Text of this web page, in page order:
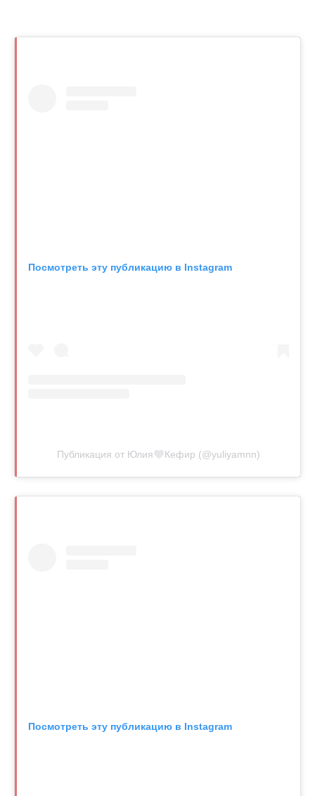
Посмотреть эту публикацию в Instagram
Публикация от Юлия Кефир (@yuliyamnn)
Посмотреть эту публикацию в Instagram